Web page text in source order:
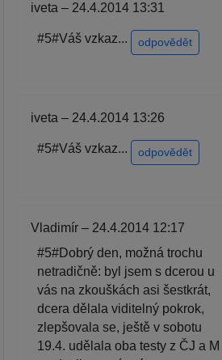
iveta – 24.4.2014 13:31
#5#Váš vzkaz... odpovědět
iveta – 24.4.2014 13:26
#5#Váš vzkaz... odpovědět
Vladimír – 24.4.2014 12:17
#5#Dobrý den, možná trochu
netradičně: byl jsem s dcerou u
vás na zkouškách asi šestkrát,
dcera dělala viditelný pokrok,
zlepšovala se, ještě v sobotu
19.4. udělala oba testy z ČJ a M